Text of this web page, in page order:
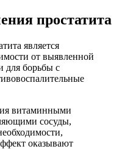
простатита
является
от выявленной
для борьбы с
витаминными
сосуды,
оказывают